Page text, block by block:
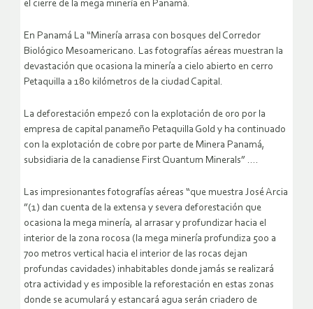
el cierre de la mega minería en Panamá.
En Panamá La “Minería arrasa con bosques del Corredor
Biológico Mesoamericano. Las fotografías aéreas muestran la
devastación que ocasiona la minería a cielo abierto en cerro
Petaquilla a 180 kilómetros de la ciudad Capital.
La deforestación empezó con la explotación de oro por la
empresa de capital panameño Petaquilla Gold y ha continuado
con la explotación de cobre por parte de Minera Panamá,
subsidiaria de la canadiense First Quantum Minerals” ….
Las impresionantes fotografías aéreas “que muestra José Arcia
”(1) dan cuenta de la extensa y severa deforestación que
ocasiona la mega minería, al arrasar y profundizar hacia el
interior de la zona rocosa (la mega minería profundiza 500 a
700 metros vertical hacia el interior de las rocas dejan
profundas cavidades) inhabitables donde jamás se realizará
otra actividad y es imposible la reforestación en estas zonas
donde se acumulará y estancará agua serán criadero de